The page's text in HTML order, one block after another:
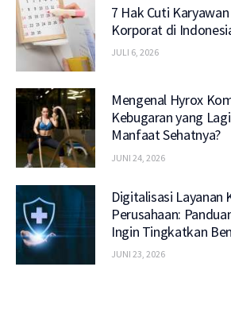
7 Hak Cuti
Korporat di
JULI 6, 2026
Mengenal Hyrox
Kebugaran yang
Manfaat Sehatnya?
JUNI 24, 2026
Digitalisasi Layanan
Perusahaan:
Ingin Tingkatkan
JUNI 23, 2026